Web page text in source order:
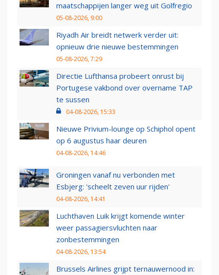
maatschappijen langer weg uit Golfregio
05-08-2026, 9:00
Riyadh Air breidt netwerk verder uit:
opnieuw drie nieuwe bestemmingen
05-08-2026, 7:29
Directie Lufthansa probeert onrust bij
Portugese vakbond over overname TAP
te sussen
04-08-2026, 15:33
Nieuwe Privium-lounge op Schiphol opent
op 6 augustus haar deuren
04-08-2026, 14:46
Groningen vanaf nu verbonden met
Esbjerg: 'scheelt zeven uur rijden'
04-08-2026, 14:41
Luchthaven Luik krijgt komende winter
weer passagiersvluchten naar
zonbestemmingen
04-08-2026, 13:54
Brussels Airlines grijpt ternauwernood in: